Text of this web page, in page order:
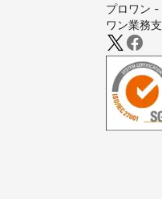
プロワン -
ワン業務